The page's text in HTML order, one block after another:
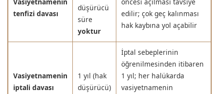
tenfizi davası
düşürücü
süre
yoktur
edilir; çok geç kalınması
hak kaybına yol açabilir
Vasiyetnamenin
iptali davası
1 yıl (hak
düşürücü)
İptal sebeplerinin
öğrenilmesinden itibaren
1 yıl; her halükarda
vasiyetnamenin